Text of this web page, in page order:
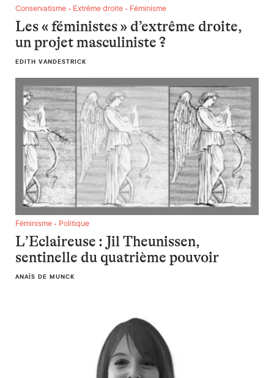
Les « féministes » d’extrême droite, un projet masculiniste ?
Conservatisme • Extrême droite • Féminisme
Les « féministes » d’extrême droite,
un projet masculiniste ?
EDITH VANDESTRICK
L’Eclaireuse : Jil Theunissen, sentinelle du quatrième
Féminisme • Politique
L’Eclaireuse : Jil Theunissen,
sentinelle du quatrième pouvoir
ANAÏS DE MUNCK